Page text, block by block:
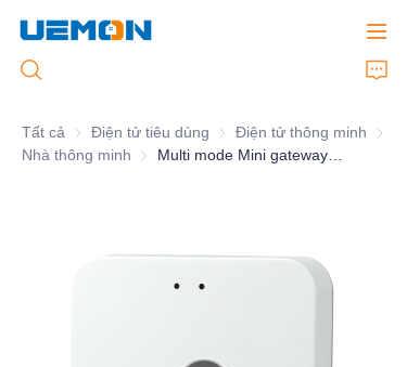
Tất cả Điện tử tiêu dùng Điện tử tiêu dùng
Điện tử thông minh Điện
Nhà thông minh Nhà thông minh
Trang chủ